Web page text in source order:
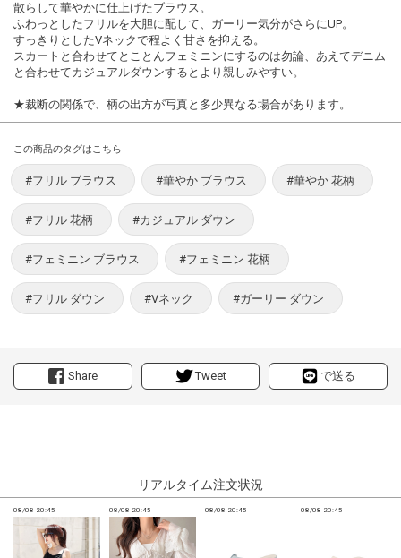
Share Tweet で送る
散らして華やかに仕上げたブラウス。
ふわっとしたフリルを大胆に配して、ガーリー気分がさらにUP。
すっきりとしたVネックで程よく甘さを抑える。
スカートと合わせてとことんフェミニンにするのは勿論、あえてデニム
と合わせてカジュアルダウンするとより親しみやすい。
★裁断の関係で、柄の出方が写真と多少異なる場合があります。
この商品のタグはこちら
#フリル ブラウス #華やか ブラウス #華やか 花柄
#フリル 花柄 #カジュアル ダウン
#フェミニン ブラウス #フェミニン 花柄
#フリル ダウン #Vネック #ガーリー ダウン
リアルタイム注文状況
08/08 20:45 08/08 20:45 08/08 20:45 08/08 20:45